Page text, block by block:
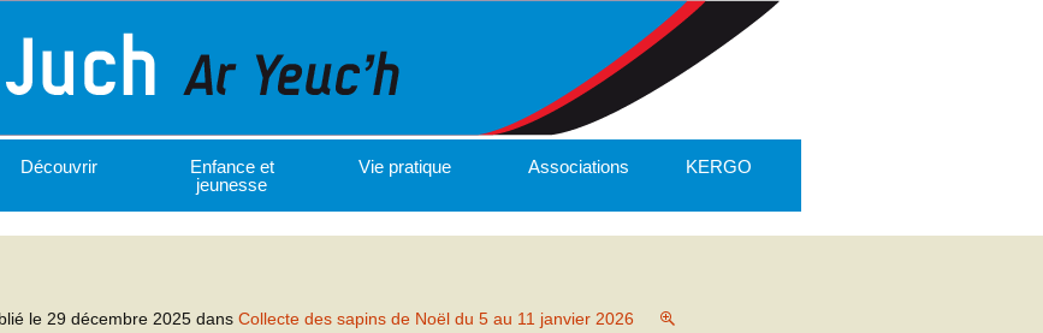
Découvrir
Enfance et
jeunesse
Vie pratique Associations KERGO
le 29 décembre 2025 dans Collecte des sapins de Noël du 5 au 11 janvier 2026